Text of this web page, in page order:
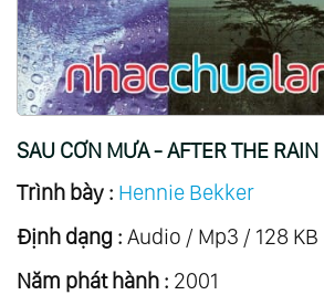
SAU CƠN MƯA - AFTER THE RAIN
Trình bày : Hennie Bekker
Định dạng : Audio / Mp3 / 128 KB
Năm phát hành : 2001